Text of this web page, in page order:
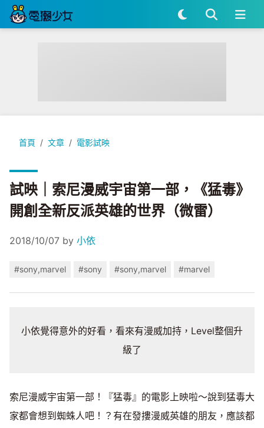
首頁 文章 電影試映
試映｜索尼漫威宇宙第一部，《猛毒》開創全新反派英雄的世界
試映｜索尼漫威宇宙第一部，《猛毒》
開創全新反派英雄的世界（微雷）
2018/10/07 by 小依
#sony,marvel #sony #sony,marvel #marvel
小依覺得意外的好看，看來有漫威加持，Level整個升
級了
索尼漫威宇宙第一部！『猛毒』的電影上映啦～說到猛毒大
家都會想到蜘蛛人吧！？有在發摟漫威英雄的朋友，應該都